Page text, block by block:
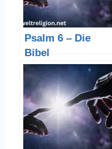
Psalm 6 – Die
Bibel